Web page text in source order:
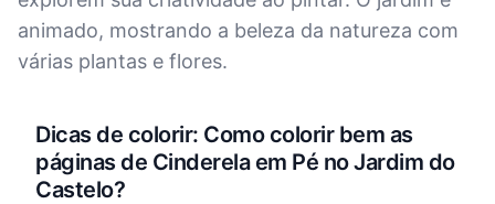
animado, mostrando a beleza da natureza com
várias plantas e flores.
Dicas de colorir: Como colorir bem as
páginas de Cinderela em Pé no Jardim do
Castelo?